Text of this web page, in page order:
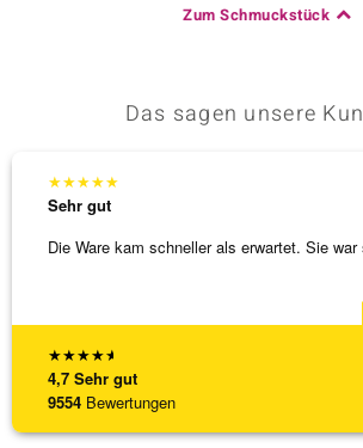
Zum Schmuckstück
Das sagen unsere
★★★★★
4,7 Sehr gut
9554 Bewertungen
★★★★★
Sehr gut
Die Ware kam schneller als erwartet. Sie